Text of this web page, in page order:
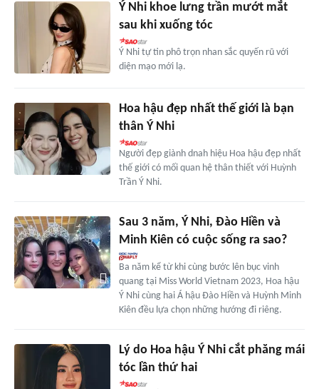
Ý Nhi khoe lưng trần mướt mắt
sau khi xuống tóc
Ý Nhi tự tin phô trọn nhan sắc quyến rũ với
diện mạo mới lạ.
Hoa hậu đẹp nhất thế giới là bạn
thân Ý Nhi
Người đẹp giành dnah hiệu Hoa hậu đẹp nhất
thế giới có mối quan hệ thân thiết với Huỳnh
Trần Ý Nhi.
Sau 3 năm, Ý Nhi, Đào Hiền và
Minh Kiên có cuộc sống ra sao?
Ba năm kể từ khi cùng bước lên bục vinh
quang tại Miss World Vietnam 2023, Hoa hậu
Ý Nhi cùng hai Á hậu Đào Hiền và Huỳnh Minh
Kiên đều lựa chọn những hướng đi riêng.
Lý do Hoa hậu Ý Nhi cắt phăng mái
tóc lần thứ hai